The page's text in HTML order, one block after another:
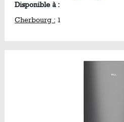
Disponible à :
Cherbourg : 1